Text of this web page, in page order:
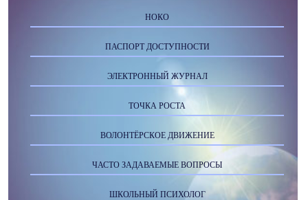
НОКО
ПАСПОРТ ДОСТУПНОСТИ
ЭЛЕКТРОННЫЙ ЖУРНАЛ
ТОЧКА РОСТА
ВОЛОНТЁРСКОЕ ДВИЖЕНИЕ
ЧАСТО ЗАДАВАЕМЫЕ ВОПРОСЫ
ШКОЛЬНЫЙ ПСИХОЛОГ